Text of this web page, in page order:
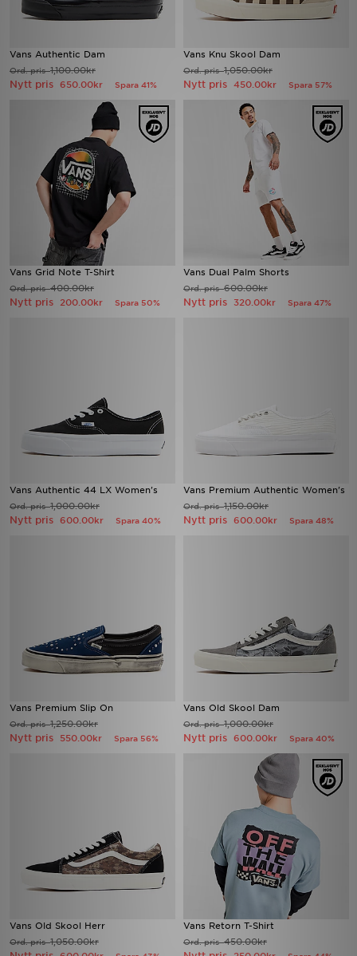
Vans Authentic Dam
Ord. pris1,100.00kr
Nytt pris 650.00kr Spara 41%
Vans Knu Skool Dam
Ord. pris1,050.00kr
Nytt pris 450.00kr Spara 57%
Vans Grid Note T-Shirt
Ord. pris400.00kr
Nytt pris 200.00kr Spara 50%
Vans Dual Palm Shorts
Ord. pris600.00kr
Nytt pris 320.00kr Spara 47%
Vans Authentic 44 LX Women's
Ord. pris1,000.00kr
Nytt pris 600.00kr Spara 40%
Vans Premium Authentic Women's
Ord. pris1,150.00kr
Nytt pris 600.00kr Spara 48%
Vans Premium Slip On
Ord. pris1,250.00kr
Nytt pris 550.00kr Spara 56%
Vans Old Skool Dam
Ord. pris1,000.00kr
Nytt pris 600.00kr Spara 40%
Vans Old Skool Herr
Ord. pris1,050.00kr
Vans Retorn T-Shirt
Ord. pris450.00kr